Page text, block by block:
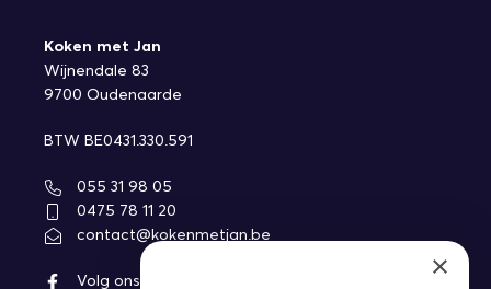
Koken met Jan
Wijnendale 83
9700 Oudenaarde
BTW BE0431.330.591
055 31 98 05
0475 78 11 20
contact@kokenmetjan.be
Volg ons op Facebook
×